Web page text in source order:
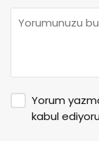
Yorum
kabul